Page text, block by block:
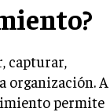
capturar,
organización. A
permite